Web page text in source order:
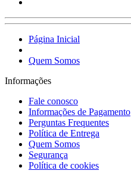
Página Inicial
Quem Somos
Informações
Fale conosco
Informações de Pagamento
Perguntas Frequentes
Política de Entrega
Quem Somos
Segurança
Política de cookies